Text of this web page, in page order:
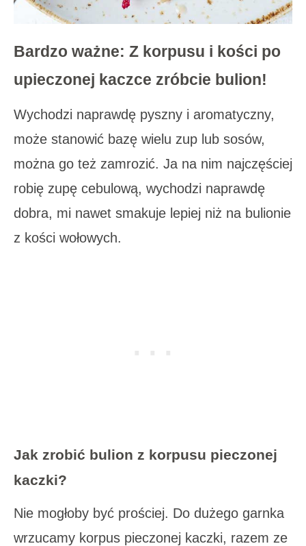
Bardzo ważne: Z korpusu i kości po
upieczonej kaczce zróbcie bulion!
Wychodzi naprawdę pyszny i aromatyczny,
może stanowić bazę wielu zup lub sosów,
można go też zamrozić. Ja na nim najczęściej
robię zupę cebulową, wychodzi naprawdę
dobra, mi nawet smakuje lepiej niż na bulionie
z kości wołowych.
Jak zrobić bulion z korpusu pieczonej
kaczki?
Nie mogłoby być prościej. Do dużego garnka
wrzucamy korpus pieczonej kaczki, razem ze